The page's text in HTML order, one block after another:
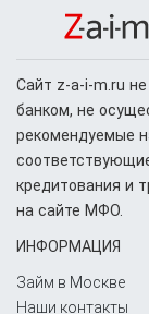
Сайт z-a-i-m.ru
банком, не
рекомендуемые
кредитования и
на сайте МФО.
ИНФОРМАЦИЯ
Займ в Москве
Наши контакты